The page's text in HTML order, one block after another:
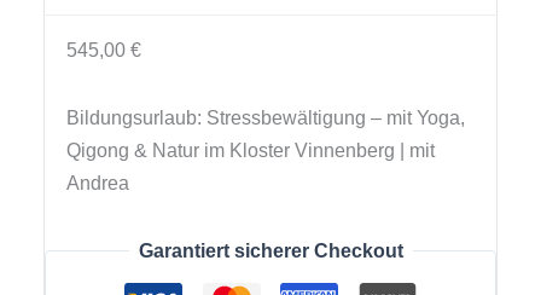
545,00 €
Bildungsurlaub: Stressbewältigung – mit Yoga,
Qigong & Natur im Kloster Vinnenberg | mit
Andrea
Garantiert sicherer Checkout